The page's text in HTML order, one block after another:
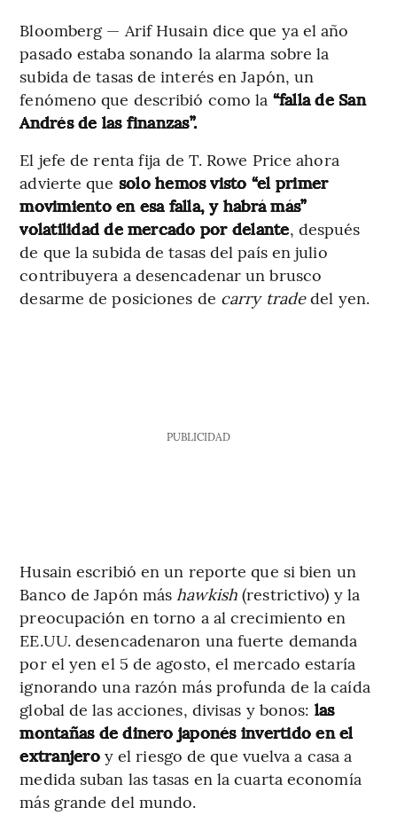
Bloomberg — Arif Husain dice que ya el año
pasado estaba sonando la alarma sobre la
subida de tasas de interés en Japón, un
fenómeno que describió como la “falla de San
Andrés de las finanzas”.
El jefe de renta fija de T. Rowe Price ahora
advierte que solo hemos visto “el primer
movimiento en esa falla, y habrá más”
volatilidad de mercado por delante, después
de que la subida de tasas del país en julio
contribuyera a desencadenar un brusco
desarme de posiciones de carry tradedel yen.
PUBLICIDAD
Husain escribió en un reporte que si bien un
Banco de Japón máshawkish(restrictivo) y la
preocupación en torno a al crecimiento en
EE.UU. desencadenaron una fuerte demanda
por el yen el 5 de agosto, el mercado estaría
ignorando una razón más profunda de la caída
global de las acciones, divisas y bonos: las
montañas de dinero japonés invertido en el
extranjeroy el riesgo de que vuelva a casa a
medida suban las tasas en la cuarta economía
más grande del mundo.